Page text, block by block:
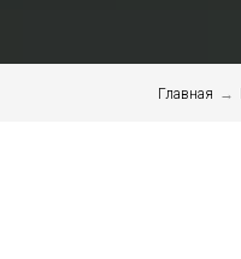
Главная →